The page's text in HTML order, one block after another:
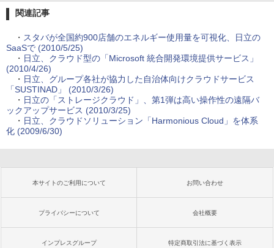
関連記事
・ スタバが全国約900店舗のエネルギー使用量を可視化、日立の
SaaSで (2010/5/25)
・ 日立、クラウド型の「Microsoft 統合開発環境提供サービス」
(2010/4/26)
・ 日立、グループ各社が協力した自治体向けクラウドサービス
「SUSTINAD」 (2010/3/26)
・ 日立の「ストレージクラウド」、第1弾は高い操作性の遠隔バ
ックアップサービス (2010/3/25)
・ 日立、クラウドソリューション「Harmonious Cloud」を体系
化 (2009/6/30)
本サイトのご利用について お問い合わせ
プライバシーについて 会社概要
インプレスグループ 特定商取引法に基づく表示